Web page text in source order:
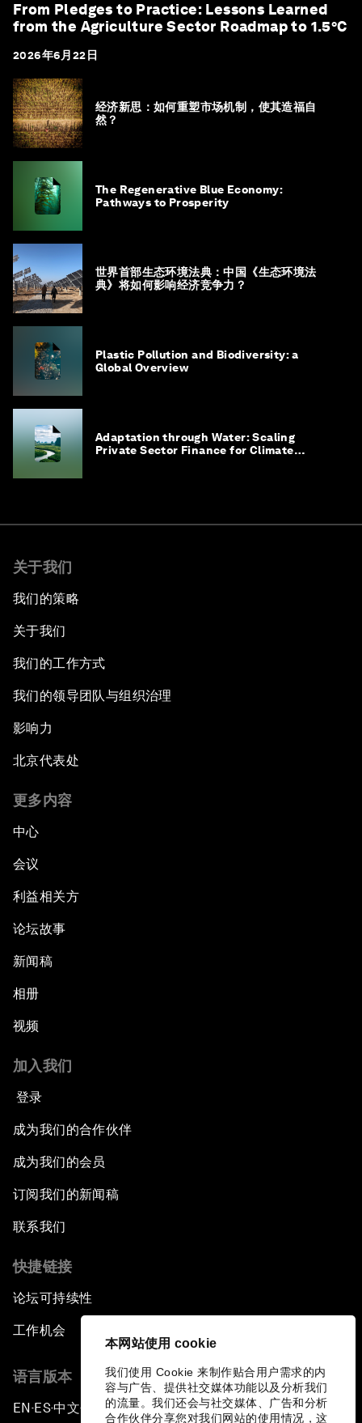
本网站使用 cookie
我们使用 Cookie 来制作贴合用户需求的内
容与广告、提供社交媒体功能以及分析我们
的流量。我们还会与社交媒体、广告和分析
合作伙伴分享您对我们网站的使用情况，这
From Pledges to Practice: Lessons Learned
from the Agriculture Sector Roadmap to 1.5°C
2026年6月22日
经济新思：如何重塑市场机制，使其造福自
然？
The Regenerative Blue Economy:
Pathways to Prosperity
世界首部生态环境法典：中国《生态环境法
典》将如何影响经济竞争力？
Plastic Pollution and Biodiversity: a
Global Overview
Adaptation through Water: Scaling
Private Sector Finance for Climate
关于我们
我们的策略
关于我们
我们的工作方式
我们的领导团队与组织治理
影响力
北京代表处
更多内容
中心
会议
利益相关方
论坛故事
新闻稿
相册
视频
加入我们
登录
成为我们的合作伙伴
成为我们的会员
订阅我们的新闻稿
联系我们
快捷链接
论坛可持续性
工作机会
语言版本
EN ▪ES▪中文▪ 日本語